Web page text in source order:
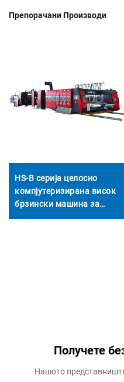
Препорачани Производи
HS-B серија целосно
компјутеризирана висок
брзински машина за
печатење, лепење и
Получете
Нашото